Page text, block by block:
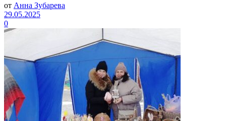
от Анна Зубарева
29.05.2025
0